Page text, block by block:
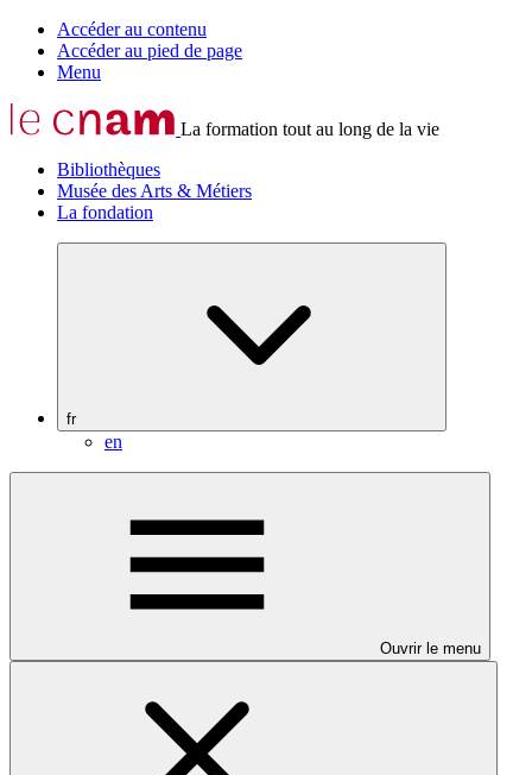
Accéder au contenu
Accéder au pied de page
Menu
La formation tout au long de la vie
Bibliothèques
Musée des Arts & Métiers
La fondation
fr
en
Ouvrir le menu